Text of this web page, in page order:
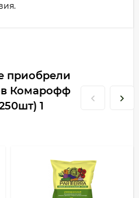
приобрели
Комарофф
1